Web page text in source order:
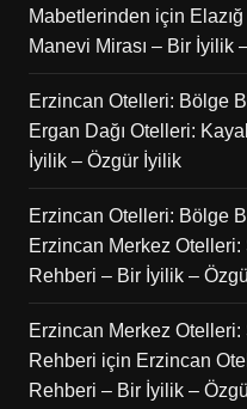
Mabetlerinden için
Manevi Mirası – Bir İyilik
Erzincan Otelleri: Bölge
Ergan Dağı Otelleri:
İyilik – Özgür İyilik
Erzincan Otelleri: Bölge
Erzincan Merkez
Rehberi – Bir İyilik –
Erzincan Merkez
Rehberi için Erzincan
Rehberi – Bir İyilik –